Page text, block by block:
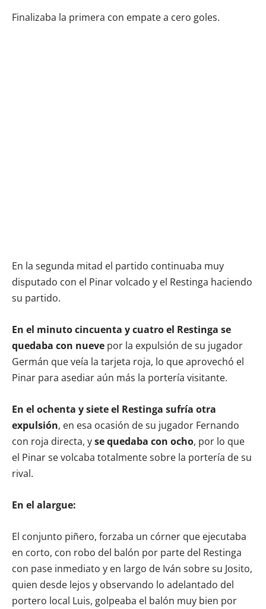
Finalizaba la primera con empate a cero goles.
En la segunda mitad el partido continuaba muy
disputado con el Pinar volcado y el Restinga haciendo
su partido.
En el minuto cincuenta y cuatro el Restinga se
quedaba con nueve por la expulsión de su jugador
Germán que veía la tarjeta roja, lo que aprovechó el
Pinar para asediar aún más la portería visitante.
En el ochenta y siete el Restinga sufría otra
expulsión, en esa ocasión de su jugador Fernando
con roja directa, yse quedaba con ocho, por lo que
el Pinar se volcaba totalmente sobre la portería de su
rival.
En el alargue:
El conjunto piñero, forzaba un córner que ejecutaba
en corto, con robo del balón por parte del Restinga
con pase inmediato y en largo de Iván sobre su Josito,
quien desde lejos y observando lo adelantado del
portero local Luis, golpeaba el balón muy bien por